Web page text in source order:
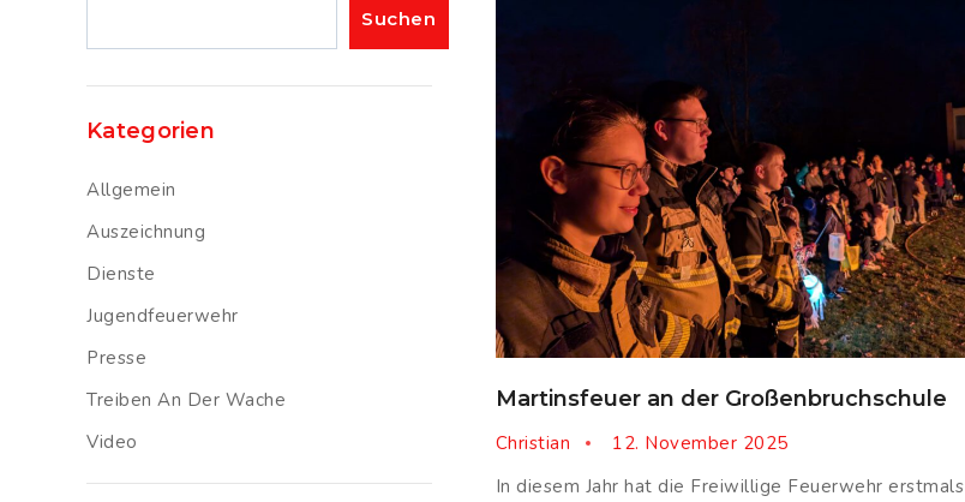
Martinsfeuer an der Großenbruchschule
Christian
12. November 2025
In diesem Jahr hat die Freiwillige Feuerwehr erstmals
Suchen
Kategorien
Allgemein
Auszeichnung
Dienste
Jugendfeuerwehr
Presse
Treiben An Der Wache
Video